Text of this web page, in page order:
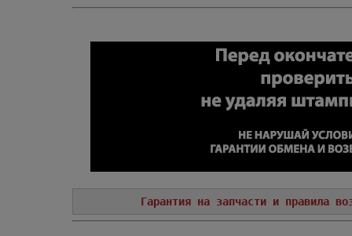
Гарантия на запчасти и правила